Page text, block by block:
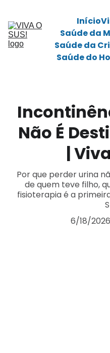
Início
Saúde da
Saúde da
Saúde do
Não É
|
Por que perder urina
de quem teve filho,
fisioterapia é a
6/18/2026